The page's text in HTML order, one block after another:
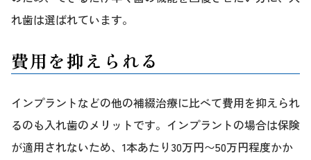
れ歯は選ばれています。
費用を抑えられる
インプラントなどの他の補綴治療に比べて費用を抑えられ
るのも入れ歯のメリットです。インプラントの場合は保険
が適用されないため、1本あたり30万円〜50万円程度かか